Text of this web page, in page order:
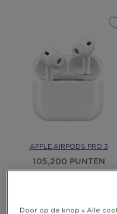
APPLE AIRPODS PRO 3
105,200 PUNTEN
Door op de knop « Alle